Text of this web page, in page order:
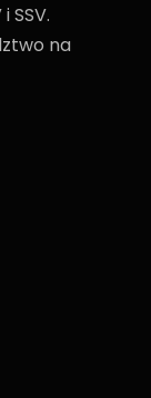
SSV.
na